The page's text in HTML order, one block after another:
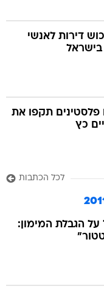
דירות לאנשי
בישראל
פלסטינים תקפו את
כץ
לכל הכתבות
הגבלת המימון: